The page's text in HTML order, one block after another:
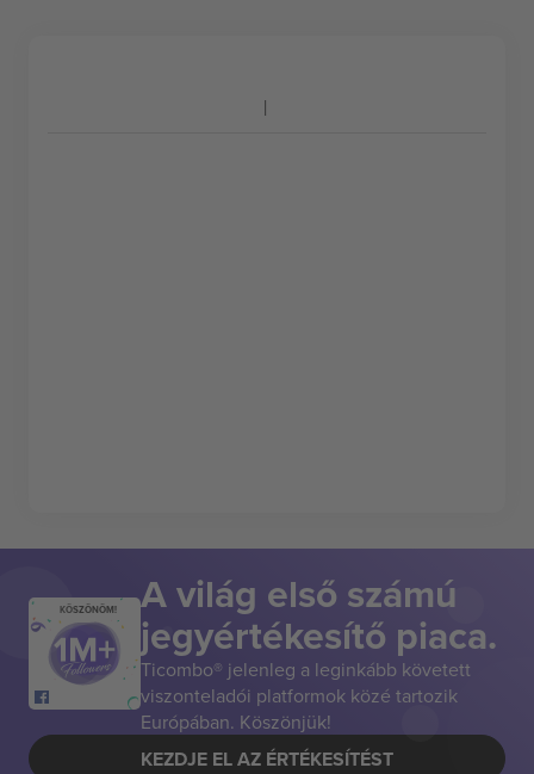
KÖSZÖNÖM! A világ első számú
jegyértékesítő piaca.
Ticombo® jelenleg a leginkább követett
viszonteladói platformok közé tartozik
Európában. Köszönjük!
KEZDJE EL AZ ÉRTÉKESÍTÉST